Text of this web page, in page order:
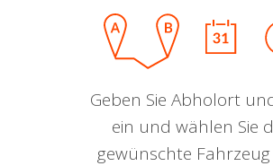
Geben Sie Abholort
ein und wählen Sie
gewünschte Fahrzeug